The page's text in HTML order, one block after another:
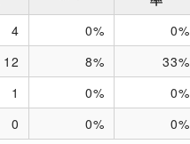
4 0% 0%
12 8% 33%
1 0% 0%
0 0% 0%